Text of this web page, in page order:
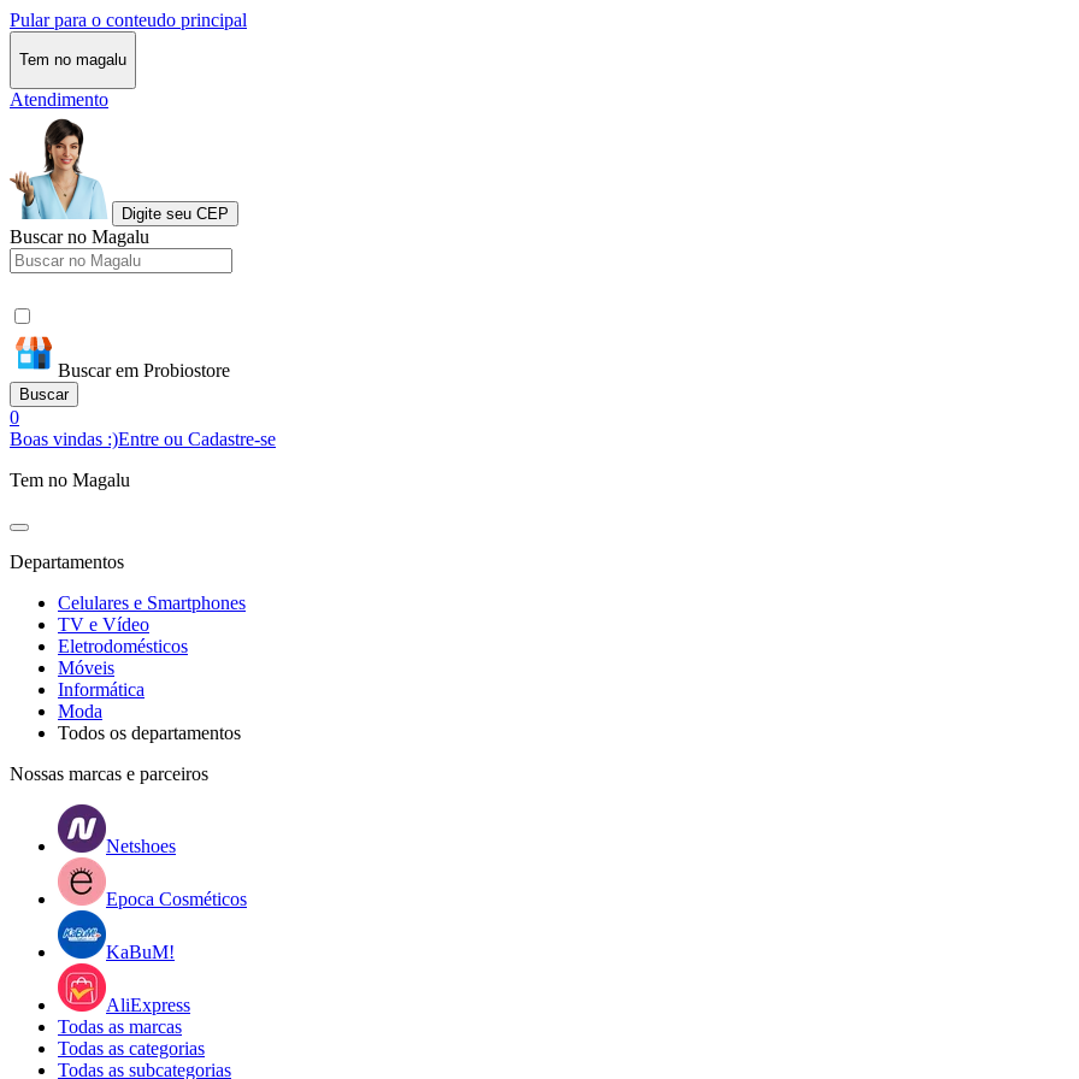
Pular para o conteudo principal
Tem no magalu
Atendimento
Digite seu CEP
Buscar no Magalu
Buscar em Probiostore
Buscar
0
Boas vindas :)Entre ou Cadastre-se
Tem no Magalu
Departamentos
Celulares e Smartphones
TV e Vídeo
Eletrodomésticos
Móveis
Informática
Moda
Todos os departamentos
Nossas marcas e parceiros
Netshoes
Epoca Cosméticos
KaBuM!
AliExpress
Todas as marcas
Todas as categorias
Todas as subcategorias